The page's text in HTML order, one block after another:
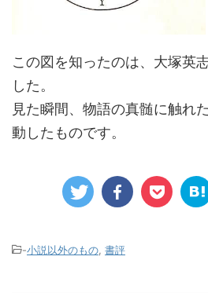
この図を知ったのは、大塚英
した。
見た瞬間、物語の真髄に触れ
動したものです。
-小説以外のもの 書評